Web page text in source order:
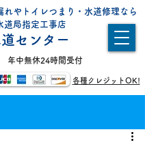
れやトイレつまり・水道修理なら
道局指定工事店
センター
年中無休24時間受付
各種クレジットOK!